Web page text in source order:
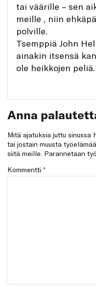
tai väärille – sen
meille , niin
polville.
Tsemppiä John
ainakin itsensä
ole heikkojen peliä.
Anna
Mitä ajatuksia juttu
tai jostain muusta
siitä meille. Parannetaan
Kommentti *